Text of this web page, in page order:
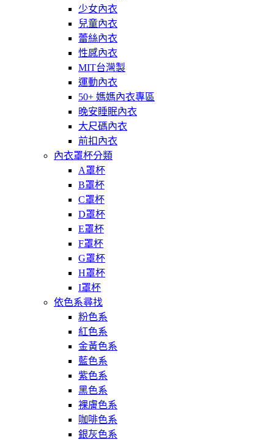
少女內衣
兒童內衣
蕾絲內衣
性感內衣
MIT台灣製
運動內衣
50+ 媽媽內衣專區
晚安睡眠內衣
大尺碼內衣
前扣內衣
內衣罩杯分類
A罩杯
B罩杯
C罩杯
D罩杯
E罩杯
F罩杯
G罩杯
H罩杯
I罩杯
依色系尋找
粉色系
紅色系
金黃色系
藍色系
紫色系
黑色系
裸膚色系
咖啡色系
銀灰色系